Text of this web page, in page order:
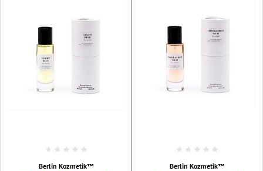
Berlin Kozmetik™ Berlin Kozmetik™